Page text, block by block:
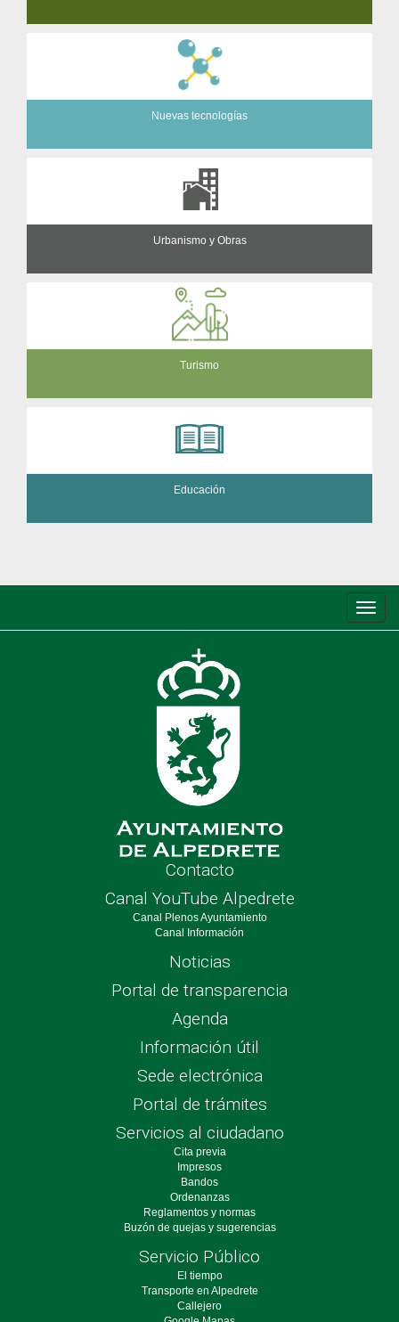
Nuevas tecnologías
Urbanismo y Obras
Turismo
Educación
de
Contacto
Canal YouTube Alpedrete
Canal Plenos Ayuntamiento
Canal Información
Noticias
Portal de transparencia
Agenda
Información útil
Sede electrónica
Portal de trámites
Servicios al ciudadano
Cita previa
Impresos
Bandos
Ordenanzas
Reglamentos y normas
Buzón de quejas y sugerencias
Servicio Público
El tiempo
Transporte en Alpedrete
Callejero